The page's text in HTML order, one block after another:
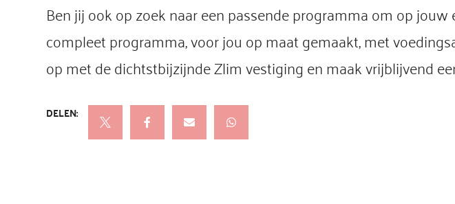
Ben jij ook op zoek naar een passende programma om op
compleet programma, voor jou op maat gemaakt, met
op met de dichtstbijzijnde Zlim vestiging en maak vrijblijvend
